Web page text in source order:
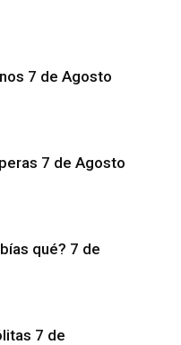
7 de Agosto
7 de Agosto
qué? 7 de
7 de